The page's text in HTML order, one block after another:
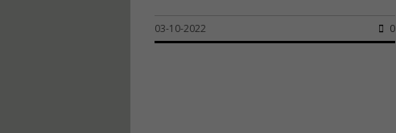
03-10-2022 0